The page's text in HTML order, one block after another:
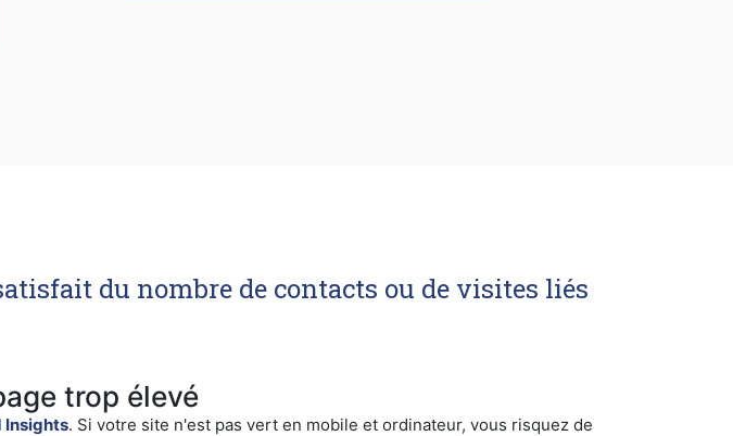
du nombre de contacts ou de visites liés
trop élevé
Insights. Si votre site n'est pas vert en mobile et ordinateur, vous risquez de